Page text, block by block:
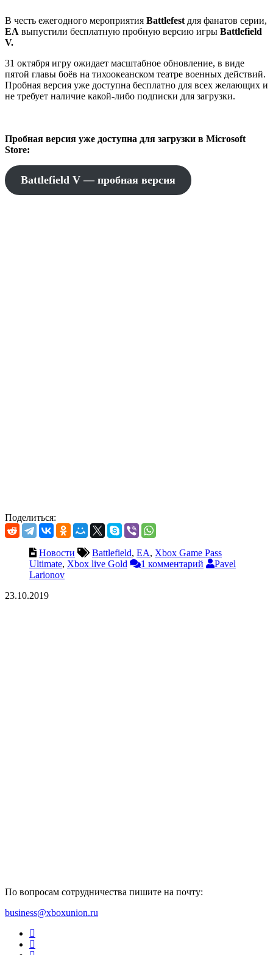
В честь ежегодного мероприятия Battlefest для фанатов серии,
EA выпустили бесплатную пробную версию игры Battlefield
V.
31 октября игру ожидает масштабное обновление, в виде
пятой главы боёв на тихоокеанском театре военных действий.
Пробная версия уже доступна бесплатно для всех желающих и
не требует наличие какой-либо подписки для загрузки.
Пробная версия уже доступна для загрузки в Microsoft
Store:
Battlefield V — пробная версия
Поделиться:
Новости Battlefield, EA, Xbox Game Pass
Ultimate, Xbox live Gold 1 комментарий
Pavel
Larionov
23.10.2019
По вопросам сотрудничества пишите на почту:
business@xboxunion.ru